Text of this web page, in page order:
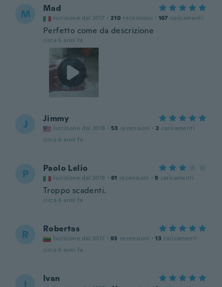
M Mad
Iscrizione dal 2017 · 210 recensioni · 167 caricamenti
Perfetto come da descrizione
circa 6 anni fa
J Jimmy
Iscrizione dal 2018 · 53 recensioni · 2 caricamenti
circa 6 anni fa
P Paolo Lelio
Iscrizione dal 2018 · 61 recensioni · 9 caricamenti
Troppo scadenti.
circa 6 anni fa
R Robertas
Iscrizione dal 2017 · 93 recensioni · 13 caricamenti
circa 6 anni fa
I Ivan